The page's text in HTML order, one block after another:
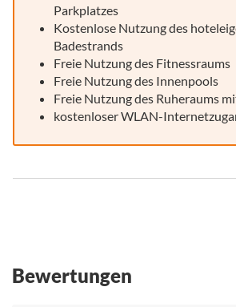
Parkplatzes
Kostenlose Nutzung des
Badestrands
Freie Nutzung des Fitnessraums
Freie Nutzung des Innenpools
Freie Nutzung des Ruheraums
kostenloser WLAN-
Bewertungen